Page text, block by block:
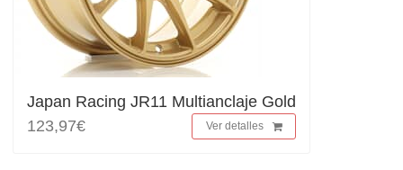
Japan Racing JR11 Multianclaje Gold
123,97€
Ver detalles